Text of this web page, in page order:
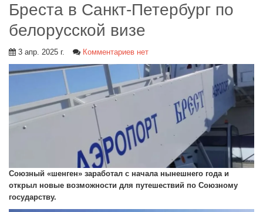
Бреста в Санкт-Петербург по
белорусской визе
3 апр. 2025 г. Комментариев нет
Союзный «шенген» заработал с начала нынешнего года и
открыл новые возможности для путешествий по Союзному
государству.